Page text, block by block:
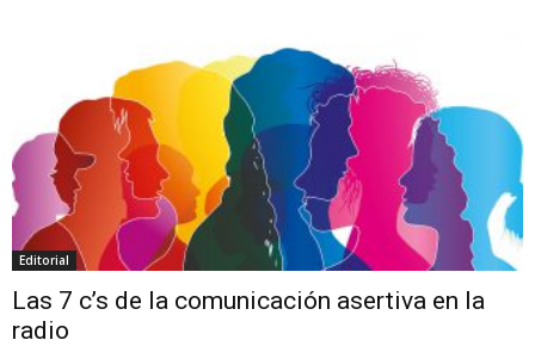
Editorial
Las 7 c’s de la comunicación asertiva en la
radio